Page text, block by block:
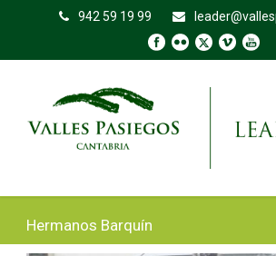
942 59 19 99
Hermanos Barquín